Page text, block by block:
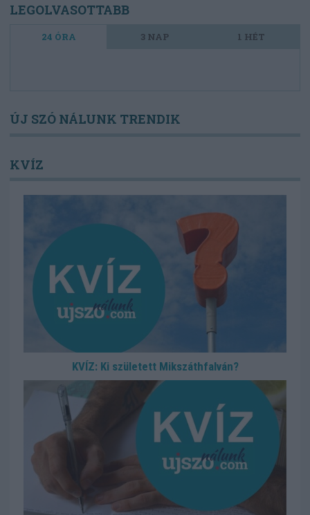
LEGOLVASOTTABB
24 ÓRA 3 NAP 1 HÉT
ÚJ SZÓ NÁLUNK TRENDIK
KVÍZ
KVÍZ: Ki született Mikszáthfalván?